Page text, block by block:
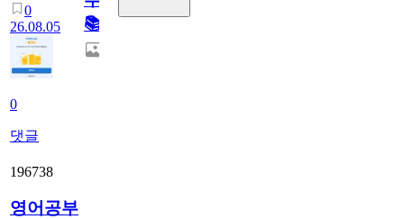
0
26.08.05
0
댓글
📚
196738
영어공부